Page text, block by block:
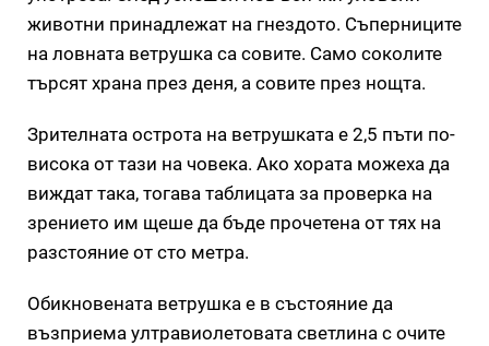
животни принадлежат на гнездото. Съперниците
на ловната ветрушка са совите. Само соколите
търсят храна през деня, а совите през нощта.
Зрителната острота на ветрушката е 2,5 пъти по-
висока от тази на човека. Ако хората можеха да
виждат така, тогава таблицата за проверка на
зрението им щеше да бъде прочетена от тях на
разстояние от сто метра.
Обикновената ветрушка е в състояние да
възприема ултравиолетовата светлина с очите